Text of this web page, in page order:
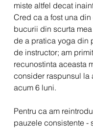
miste altfel decat
Cred ca a fost una
bucurii din scurta
de a pratica yoga din
de instructor; am
recunostinta aceasta
consider raspunsul la
acum 6 luni.
Pentru ca am
pauzele consistente -